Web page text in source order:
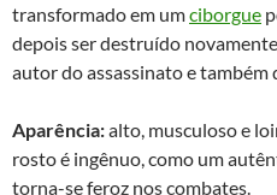
transformado em umciborgue
depois ser destruído
autor do assassinato e também
Aparência:alto, musculoso e
rosto é ingênuo, como um
torna-se feroz nos combates.